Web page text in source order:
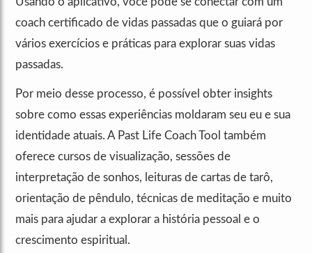
coach certificado de vidas passadas que o guiará por
vários exercícios e práticas para explorar suas vidas
passadas.
Por meio desse processo, é possível obter insights
sobre como essas experiências moldaram seu eu e sua
identidade atuais. A Past Life Coach Tool também
oferece cursos de visualização, sessões de
interpretação de sonhos, leituras de cartas de tarô,
orientação de pêndulo, técnicas de meditação e muito
mais para ajudar a explorar a história pessoal e o
crescimento espiritual.